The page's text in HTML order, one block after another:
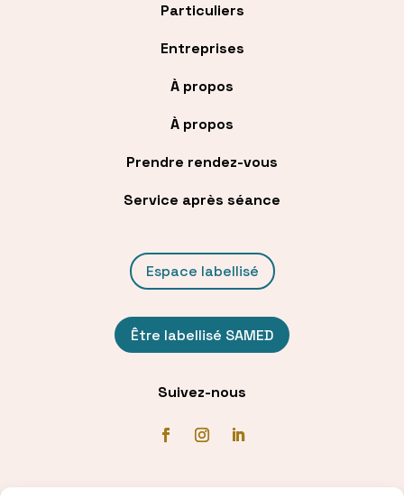
Particuliers
Entreprises
À propos
À propos
Prendre rendez-vous
Service après séance
Espace labellisé
Être labellisé SAMED
Suivez-nous